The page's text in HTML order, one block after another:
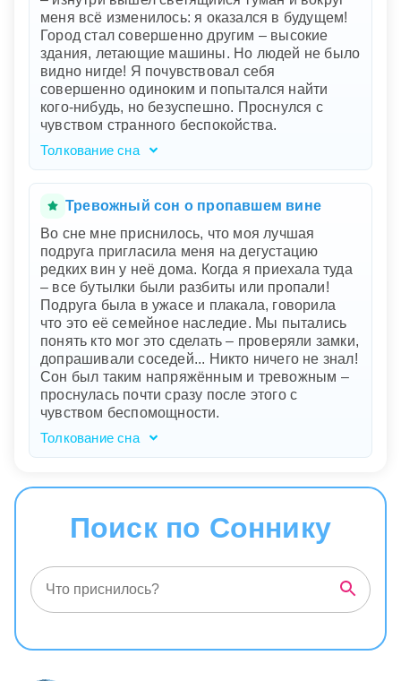
торжества или важных моментов, которые
оставили след. Внезапное отключение света и
странные звуки отражают страх перед
неизвестным и потерю контроля. Паника
окружающих и ваше прятание за колонной
показывают желание укрыться от тревог.
Бокал вина в руках — знак, что вы пытаетесь
сохранить спокойствие, несмотря на хаос
вокруг.
меня всё изменилось: я оказался в будущем!
Город стал совершенно другим – высокие
здания, летающие машины. Но людей не было
видно нигде! Я почувствовал себя
совершенно одиноким и попытался найти
кого-нибудь, но безуспешно. Проснулся с
чувством странного беспокойства.
Толкование сна
Ваш сон говорит о глубинных переменах,
которые происходят в вашей жизни. Старая
бутылка вина символизирует что-то из вашего
нераскрытое. Светящийся туман — это
пробуждение новых возможностей и видений.
Перемещение в будущее с высокими
зданиями и летающими машинами —
отражение ваших мечтаний и стремлений, но
отсутствие людей и чувство одиночества
указывают на ваши страхи перед переменами
и возможную изоляцию.
Тревожный сон о пропавшем вине
Во сне мне приснилось, что моя лучшая
подруга пригласила меня на дегустацию
редких вин у неё дома. Когда я приехала туда
– все бутылки были разбиты или пропали!
Подруга была в ужасе и плакала, говорила
что это её семейное наследие. Мы пытались
понять кто мог это сделать – проверяли замки,
допрашивали соседей... Никто ничего не знал!
Сон был таким напряжённым и тревожным –
проснулась почти сразу после этого с
чувством беспомощности.
Толкование сна
Ваш сон, наполненный драматизмом и
беспокойства о дружбе и важности семейных
символизирует ваше доверие и близкие
отношения, а дегустация вин – наслаждение
уникальными моментами и памятью.
Разбитые или пропавшие бутылки указывают
на ваши страхи потерять что-то ценное или
незаменимое. Поиск виновного, который
чувство беспомощности перед неизвестными
Поиск по Соннику